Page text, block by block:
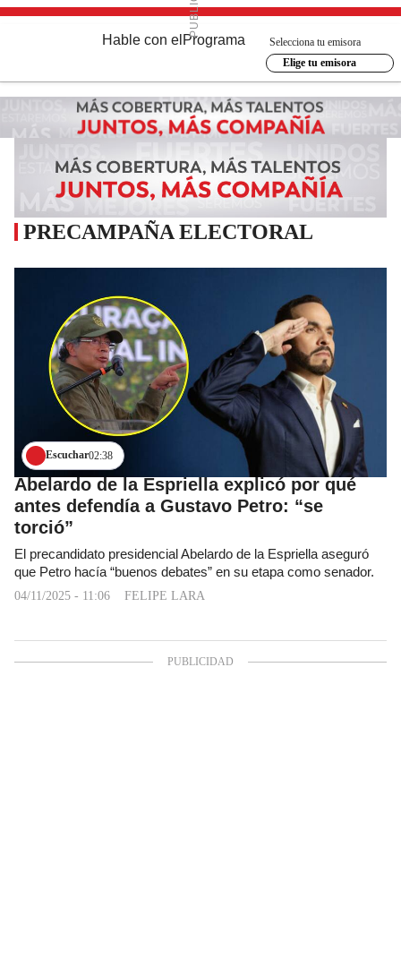
Hable con el Programa
Selecciona tu emisora
Elige tu emisora
PRECAMPAÑA ELECTORAL
Escuchar02:38
Abelardo de la Espriella explicó por qué
antes defendía a Gustavo Petro: “se
torció”
El precandidato presidencial Abelardo de la Espriella aseguró
que Petro hacía “buenos debates” en su etapa como senador.
04/11/2025 - 11:06 FELIPE LARA